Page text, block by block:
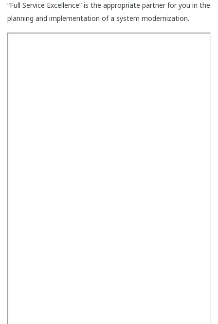
“Full Service Excellence” is the appropriate partner for you in the
planning and implementation of a system modernization.